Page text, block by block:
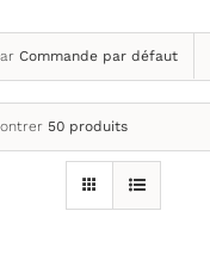
Commande par défaut
50 produits